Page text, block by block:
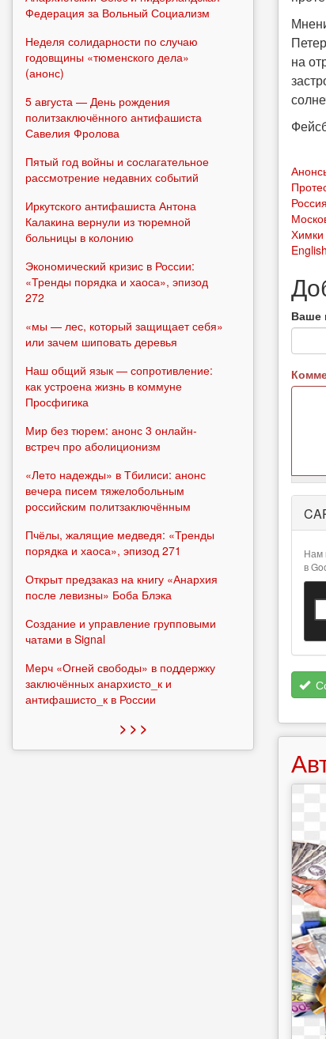
на
Россия
Химки
English
Ваше
информация
Нам
в
Федерация за Вольный Социализм
Неделя солидарности по случаю
годовщины «тюменского дела»
(анонс)
5 августа — День рождения
политзаключённого антифашиста
Савелия Фролова
Пятый год войны и сослагательное
рассмотрение недавних событий
Иркутского антифашиста Антона
Калакина вернули из тюремной
больницы в колонию
Экономический кризис в России:
«Тренды порядка и хаоса», эпизод
272
«мы — лес, который защищает себя»
или зачем шиповать деревья
Наш общий язык — сопротивление:
как устроена жизнь в коммуне
Просфигика
Мир без тюрем: анонс 3 онлайн-
встреч про аболиционизм
«Лето надежды» в Тбилиси: анонс
вечера писем тяжелобольным
российским политзаключённым
Пчёлы, жалящие медведя: «Тренды
порядка и хаоса», эпизод 271
Открыт предзаказ на книгу «Анархия
после левизны» Боба Блэка
Создание и управление групповыми
чатами в Signal
Мерч «Огней свободы» в поддержку
заключённых анархисто_к и
антифашисто_к в России
> > >